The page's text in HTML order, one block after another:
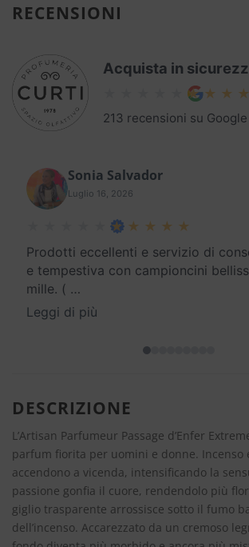
RECENSIONI
Acquista in
213 recensioni su Google
Sonia Salvador
Luglio 16, 2026
Prodotti eccellenti e servizio di
e tempestiva con campioncini
mille. ( …
Leggi di più
DESCRIZIONE
L’Artisan Parfumeur Passage d’Enfer
parfum fiorita per uomini e donne. Incenso
accendono a vicenda, intensificando la
passione gonfia il cuore, rendendolo più
giglio trasparente arrossisce sotto il fumo
dell’incenso. Accarezzato da un cremoso